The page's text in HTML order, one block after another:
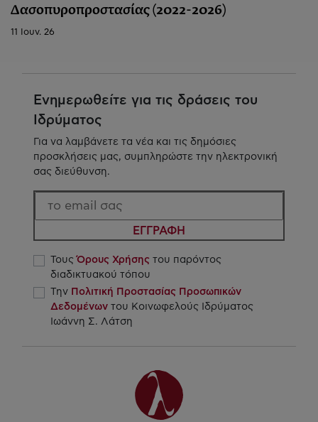
Δασοπυροπροστασίας (2022-2026)
11 Ιουν. 26
Ενημερωθείτε για τις δράσεις του
Ιδρύματος
Για να λαμβάνετε τα νέα και τις δημόσιες
προσκλήσεις μας, συμπληρώστε την ηλεκτρονική
σας διεύθυνση.
ΕΓΓΡΑΦΗ
ΤουςΌρους Χρήσης του παρόντος
διαδικτυακού τόπου
Την Πολιτική Προστασίας Προσωπικών
Δεδομένων του Κοινωφελούς Ιδρύματος
Ιωάννη Σ. Λάτση